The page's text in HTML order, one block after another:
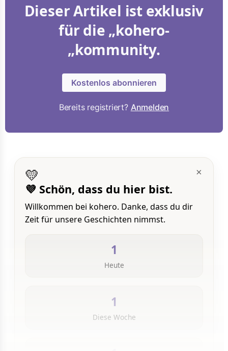
Dieser Artikel ist exklusiv
für die „kohero-
„kommunity.
Kostenlos abonnieren
Bereits registriert? Anmelden
×
💛
💜 Schön, dass du hier bist.
Willkommen bei kohero. Danke, dass du dir
Zeit für unsere Geschichten nimmst.
1
Heute
1
Diese Woche